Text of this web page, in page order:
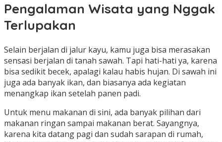
Pengalaman Wisata yang Nggak
Terlupakan
Selain berjalan di jalur kayu, kamu juga bisa merasakan
sensasi berjalan di tanah sawah. Tapi hati-hati ya, karena
bisa sedikit becek, apalagi kalau habis hujan. Di sawah ini
juga ada banyak ikan, dan biasanya ada kegiatan
menangkap ikan setelah panen padi.
Untuk menu makanan di sini, ada banyak pilihan dari
makanan ringan sampai makanan berat. Sayangnya,
karena kita datang pagi dan sudah sarapan di rumah,